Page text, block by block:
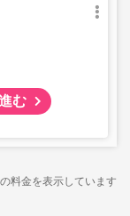
む
料金を表示しています